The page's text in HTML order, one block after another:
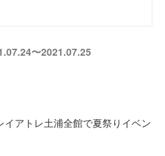
〜2021.07.25
アトレ土浦全館で夏祭りイベン